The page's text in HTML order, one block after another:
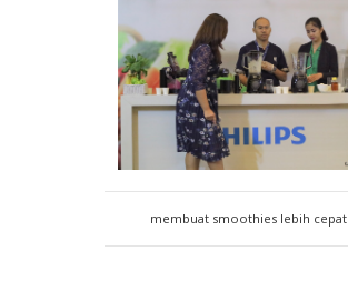
membuat smoothies lebih cepat